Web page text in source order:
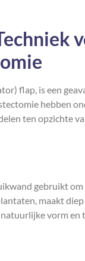
flap, is een
hebben
ten opzichte
gebruikt
maakt
vorm